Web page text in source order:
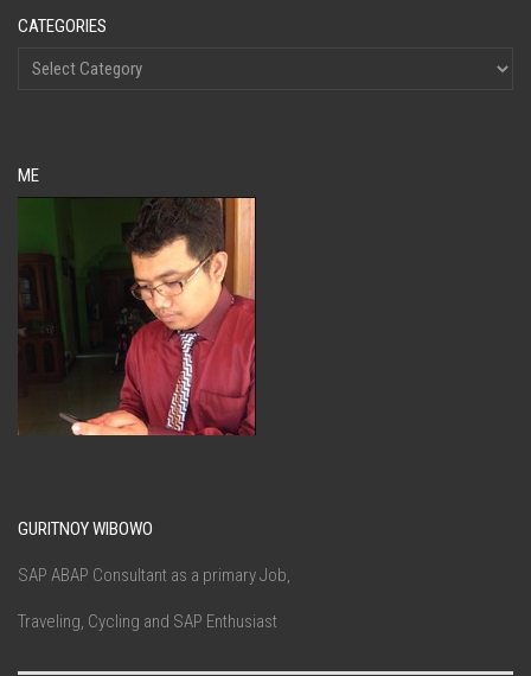
CATEGORIES
ME
GURITNOY WIBOWO
SAP ABAP Consultant as a primary Job,
Traveling, Cycling and SAP Enthusiast